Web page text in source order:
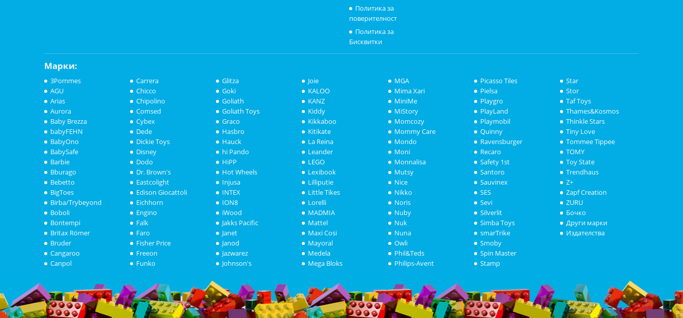
Политика за
поверителност
Политика за
Бисквитки
Марки:
3Pommes
AGU
Arias
Aurora
Baby Brezza
babyFEHN
BabyOno
BabySafe
Barbie
Bburago
Bebetto
BigToes
Birba/Trybeyond
Boboli
Bontempi
Britax Römer
Bruder
Cangaroo
Canpol
Carrera
Chicco
Chipolino
Comsed
Cybex
Dede
Dickie Toys
Disney
Dodo
Dr. Brown's
Eastcolight
Edison Giocattoli
Eichhorn
Engino
Falk
Faro
Fisher Price
Freeon
Funko
Glitza
Goki
Goliath
Goliath Toys
Graco
Hasbro
Hauck
hi Pando
HiPP
Hot Wheels
Injusa
INTEX
ION8
iWood
Jakks Pacific
Janet
Janod
Jazwarez
Johnson's
Joie
KALOO
KANZ
Kiddy
Kikkaboo
Kitikate
La Reina
Leander
LEGO
Lexibook
Lilliputie
Little Tikes
Lorelli
MADMIA
Mattel
Maxi Cosi
Mayoral
Medela
Mega Bloks
MGA
Mima Xari
MiniMe
MiStory
Momcozy
Mommy Care
Mondo
Moni
Monnalisa
Mutsy
Nice
Nikko
Noris
Nuby
Nuk
Nuna
Owli
Phil&Teds
Philips-Avent
Picasso Tiles
Pielsa
Playgro
PlayLand
Playmobil
Quinny
Ravensburger
Recaro
Safety 1st
Santoro
Sauvinex
SES
Sevi
Silverlit
Simba Toys
smarTrike
Smoby
Spin Master
Stamp
Star
Stor
Taf Toys
Thames&Kosmos
Thinkle Stars
Tiny Love
Tommee Tippee
TOMY
Toy State
Trendhaus
Z+
Zapf Creation
ZURU
Бочко
Други марки
Издателства